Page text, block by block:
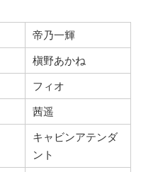
帝乃一輝
槇野あかね
フィオ
茜遥
キャビンアテンダ
ント